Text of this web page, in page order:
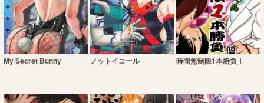
My Secret Bunny ノットイコール 時間無制限1本勝負！